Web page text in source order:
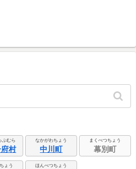
ぷむら
村
なかがわちょう
中川町
まくべつちょう
幕別町
ょう ほんべつちょう